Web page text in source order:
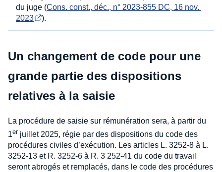
du juge (Cons. const., déc., n° 2023-855 DC, 16 nov.
2023
).
Un changement de code pour une
grande partie des dispositions
relatives à la saisie
La procédure de saisie sur rémunération sera, à partir du
1er juillet 2025, régie par des dispositions du code des
procédures civiles d’exécution. Les articles L. 3252-8 à L.
3252-13 et R. 3252-6 à R. 3 252-41 du code du travail
seront abrogés et remplacés, dans le code des procédures